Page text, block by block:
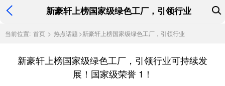
新豪轩上榜国家级绿色工厂，引领行业
当前位置: 首页 > 热点话题 >新豪轩上榜国家级绿色工厂，引领行业
新豪轩上榜国家级绿色工厂，引领行业可持续发
展！国家级荣誉 1！